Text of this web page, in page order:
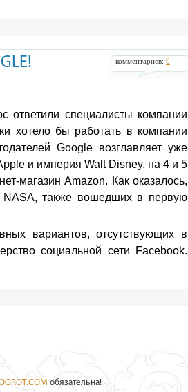
комментариев: 0
ответили специалисты компании
хотело бы работать в компании
Google возглавляет уже
и империя Walt Disney, на 4 и 5
магазин Amazon. Как оказалось,
также вошедших в первую
вариантов, отсутствующих в
социальной сети Facebook.
обязательна!